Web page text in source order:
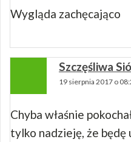
Wygląda zachęcająco
Szczęśliwa
19 sierpnia 2017 o
Chyba właśnie
tylko nadzieję, że będę